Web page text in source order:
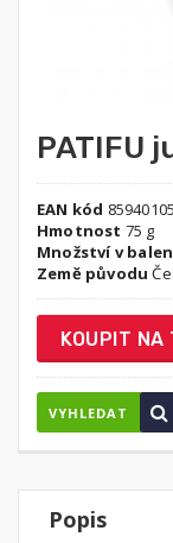
PATIFU
EAN kód
Hmotnost 75 g
Množství v
Země původu
KOUPIT NA
VYHLEDAT
Popis